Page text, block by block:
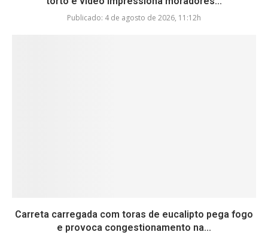
Publicado: 4 de agosto de 2026, 11:12h
Carreta carregada com toras de eucalipto pega fogo
e provoca congestionamento na...